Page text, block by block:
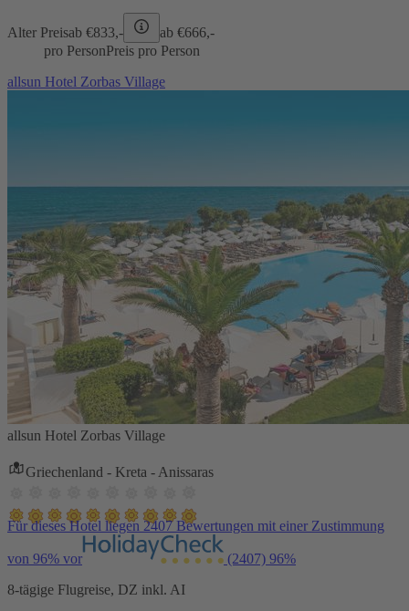
Alter Preisab €833,- ab €666,-
pro PersonPreis pro Person
allsun Hotel Zorbas Village
allsun Hotel Zorbas Village
Griechenland - Kreta - Anissaras
Für dieses Hotel liegen 2407 Bewertungen mit einer Zustimmung
von 96% vor (2407) 96%
8-tägige Flugreise, DZ inkl. AI